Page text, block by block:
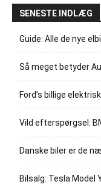
SENESTE INDLÆG
Guide: Alle de nye
Så meget betyder
Ford’s billige
Vild efterspørgsel:
Danske biler er de
Bilsalg: Tesla Model